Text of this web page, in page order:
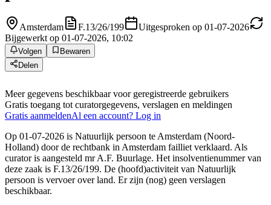
Amsterdam F.13/26/199
Uitgesproken op 01-07-2026
Bijgewerkt op 01-07-2026, 10:02
Volgen
Bewaren
Delen
Meer gegevens beschikbaar voor geregistreerde gebruikers
Gratis toegang tot curatorgegevens, verslagen en meldingen
Gratis aanmeldenAl een account? Log in
Op 01-07-2026 is Natuurlijk persoon te Amsterdam (Noord-
Holland) door de rechtbank in Amsterdam failliet verklaard. Als
curator is aangesteld mr A.F. Buurlage. Het insolventienummer van
deze zaak is F.13/26/199. De (hoofd)activiteit van Natuurlijk
persoon is vervoer over land. Er zijn (nog) geen verslagen
beschikbaar.